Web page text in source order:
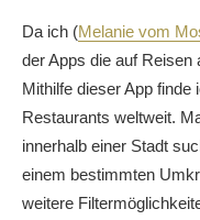
Da ich (Melanie vom
der Apps die auf
Mithilfe dieser App finde
Restaurants weltweit.
innerhalb einer Stadt
einem bestimmten
weitere